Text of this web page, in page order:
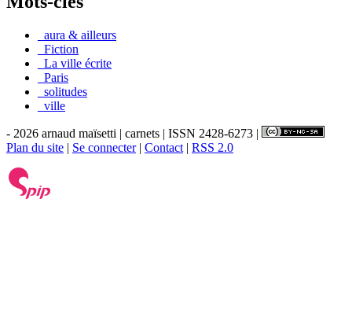
_aura & ailleurs
_Fiction
_La ville écrite
_Paris
_solitudes
_ville
- 2026 arnaud maïsetti | carnets | ISSN 2428-6273 |
Plan du site | Se connecter| Contact | RSS 2.0